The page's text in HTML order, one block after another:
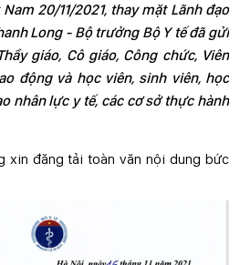
20/11/2021, thay mặt Lãnh đạo
Long - Bộ trưởng Bộ Y tế đã gửi
giáo, Cô giáo, Công chức, Viên
động và học viên, sinh viên, học
nhân lực y tế, các cơ sở thực hành
xin đăng tải toàn văn nội dung bức